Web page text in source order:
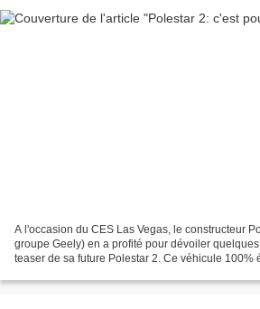
A l'occasion du CES Las Vegas, le constructeur
groupe Geely) en a profité pour dévoiler
teaser de sa future Polestar 2. Ce véhicule 100%